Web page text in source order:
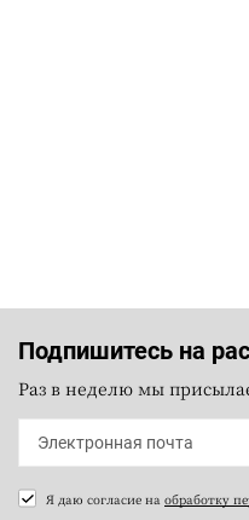
Подпишитесь на
Раз в неделю мы
Я даю согласие на обработку